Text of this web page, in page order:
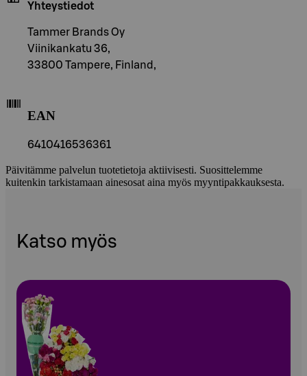
Yhteystiedot
Tammer Brands Oy
Viinikankatu 36,
33800 Tampere, Finland,
EAN
6410416536361
Päivitämme palvelun tuotetietoja aktiivisesti. Suosittelemme
kuitenkin tarkistamaan ainesosat aina myös myyntipakkauksesta.
Katso myös